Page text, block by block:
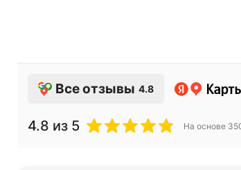
Все отзывы 4.8
4.8 из 5 На основе